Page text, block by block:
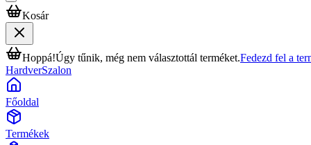
Kosár
Hoppá!Úgy tűnik, még nem választottál terméket.Fedezd fel a
HardverSzalon
Főoldal
Termékek